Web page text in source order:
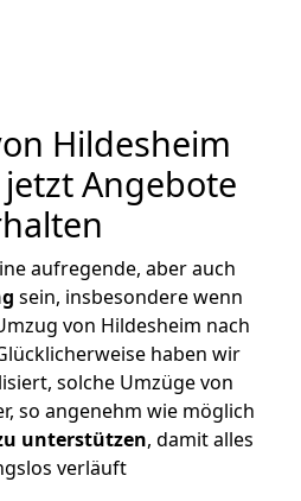
Hildesheim
Angebote
aufregende, aber auch
sein, insbesondere wenn
von Hildesheim nach
haben wir
solche Umzüge von
so angenehm wie möglich
unterstützen, damit alles
verläuft